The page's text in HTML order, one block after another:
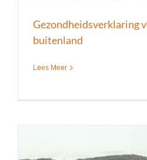
Gezondheidsverklaring
buitenland
Lees Meer